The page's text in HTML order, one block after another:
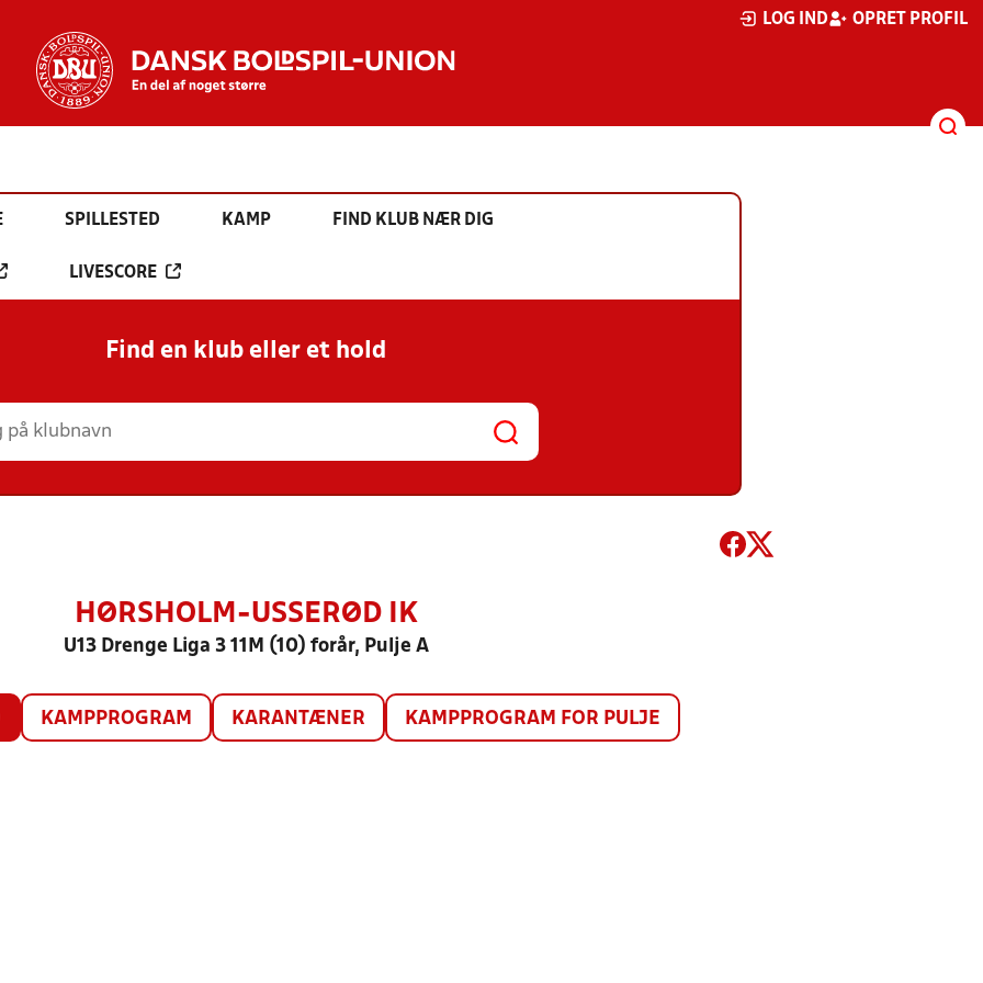
LOG IND OPRET PROFIL
SPILLESTED KAMP FIND KLUB NÆR DIG
LIVESCORE
Find en klub eller et hold
HØRSHOLM-USSERØD IK
U13 Drenge Liga 3 11M (10) forår, Pulje A
KAMPPROGRAM KARANTÆNER KAMPPROGRAM FOR PULJE